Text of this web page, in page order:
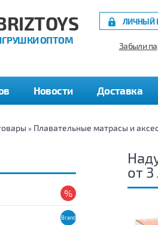
ОПТОМ
ЛИЧНЫЙ
Забыли
Новости Доставка
» Плавательные матрасы и
от 3